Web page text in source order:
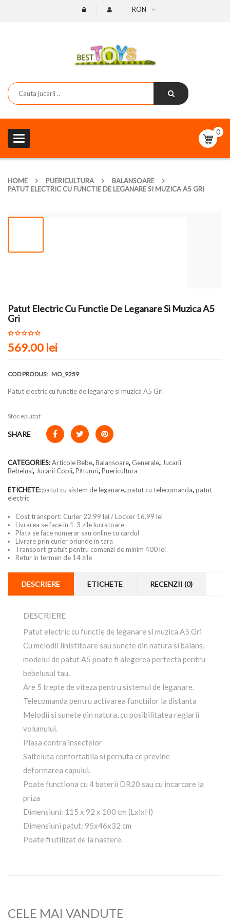
RON
Toggle
navigation
0
HOME PUERICULTURA
BALANSOARE
PATUT ELECTRIC CU FUNCTIE DE LEGANARE SI MUZICA A5 GRI
Patut Electric Cu Functie De Leganare Si Muzica A5
Gri
569.00 lei
COD PRODUS: MO_9259
Patut electric cu functie de leganare si muzica A5 Gri
Stoc epuizat
SHARE
CATEGORIES:Articole Bebe,Balansoare, Generale, Jucarii
Bebelusi, Jucarii Copii,Pătuțuri,Puericultura
ETICHETE:patut cu sistem de leganare,patut cu telecomanda,patut
electric
Cost transport: Curier 22.99 lei / Locker 16.99 lei
Livrarea se face in 1-3 zile lucratoare
Plata se face numerar sau online cu cardul
Livrare prin curier oriunde in tara
Transport gratuit pentru comenzi de minim 400 lei
Retur in termen de 14 zile
DESCRIERE ETICHETE RECENZII (0)
DESCRIERE
Patut electric cu functie de leganare si muzica A5 Gri
Cu melodii linistitoare sau sunete din natura si balans,
modelul de patut A5 poate fi alegerea perfecta pentru
bebelusul tau.
Are 5 trepte de viteza pentru sistemul de leganare.
Telecomanda pentru activarea functiilor la distanta
Melodii si sunete din natura, cu posibilitatea reglarii
volumului.
Plasa contra insectelor
Salteluta confortabila si pernuta ce previne
deformarea capului.
Poate functiona cu 4 baterii DR20 sau cu incarcare la
priza
Dimensiuni: 115 x 92 x 100 cm (LxlxH)
Dimensiuni patut: 95x46x32 cm
Poate fi utilizat de la nastere.
CELE MAI VANDUTE